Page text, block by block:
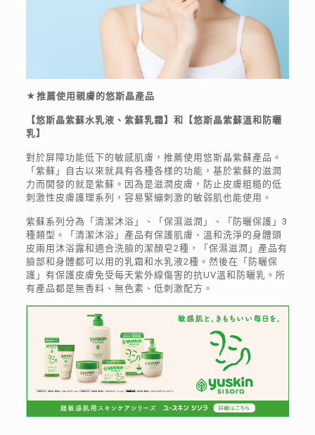
★推薦使用親膚的悠斯晶產品
【悠斯晶紫蘇水乳液、紫蘇乳霜】和【悠斯晶紫蘇溫和防曬
乳】
對於屏障功能低下的敏感肌膚，推薦使用悠斯晶紫蘇產品。
「紫蘇」自古以來就具有各種各樣的功能，基於紫蘇的滋潤
力而開發的就是紫蘇。因為是滋潤皮膚，防止皮膚粗糙的低
刺激性皮膚護理系列，容易緊繃刺激的敏弱肌也能使用。
紫蘇系列分為「清潔沐浴」、「保濕滋潤」、「防曬保護」3
種類型。「清潔沐浴」產品有保護肌膚、溫和洗淨的身體頭
皮兩用沐浴露和適合洗臉的潔顏皂2種，「保濕滋潤」產品有
臉部和身體都可以用的乳霜和水乳液2種。然後在「防曬保
護」有保護皮膚免受每天紫外線傷害的抗UV溫和防曬乳。所
有產品都是無香料、無色素、低刺激配方。